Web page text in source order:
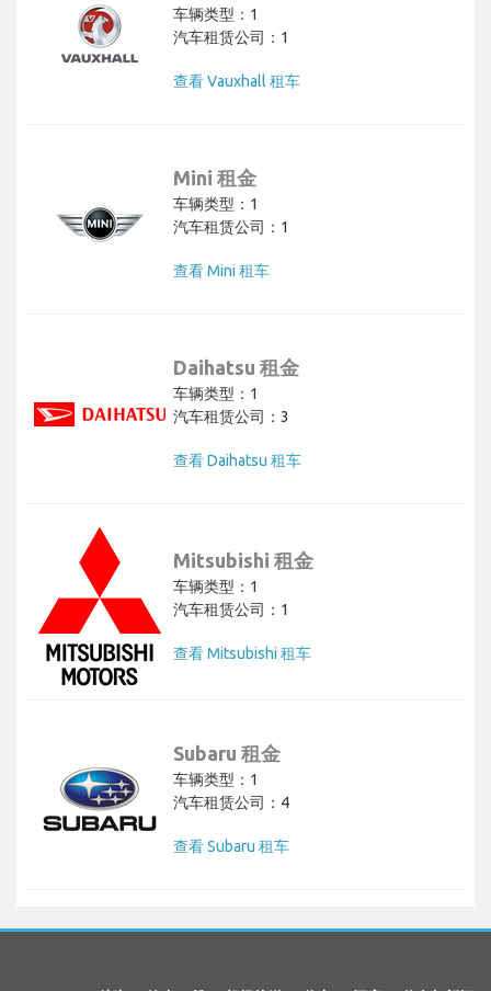
车辆类型：1
汽车租赁公司：1
查看 Vauxhall 租车
Mini 租金
车辆类型：1
汽车租赁公司：1
查看 Mini 租车
Daihatsu 租金
车辆类型：1
汽车租赁公司：3
查看 Daihatsu 租车
Mitsubishi 租金
车辆类型：1
汽车租赁公司：1
查看 Mitsubishi 租车
Subaru 租金
车辆类型：1
汽车租赁公司：4
查看 Subaru 租车